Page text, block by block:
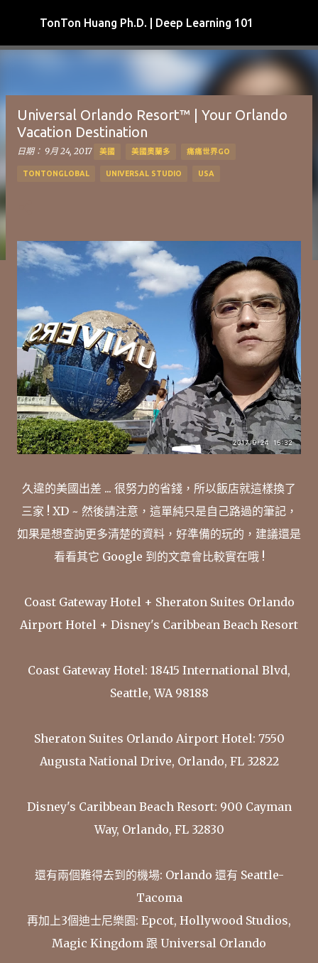
跳到主要內容
TonTon Huang Ph.D. | Deep Learning 101
Universal Orlando Resort™ | Your Orlando
Vacation Destination
日期： 9月 24, 2017 美國 美國奧蘭多 痛痛世界GO
TONTONGLOBAL UNIVERSAL STUDIO USA
久違的美國出差 ... 很努力的省錢，所以飯店就這樣換了
三家 ! XD ~ 然後請注意，這單純只是自己路過的筆記，
如果是想查詢更多清楚的資料，好準備的玩的，建議還是
看看其它 Google 到的文章會比較實在哦 !
Coast Gateway Hotel + Sheraton Suites Orlando
Airport Hotel + Disney's Caribbean Beach Resort
Coast Gateway Hotel: 18415 International Blvd,
Seattle, WA 98188
Sheraton Suites Orlando Airport Hotel: 7550
Augusta National Drive, Orlando, FL 32822
Disney's Caribbean Beach Resort: 900 Cayman
Way, Orlando, FL 32830
還有兩個難得去到的機場: Orlando 還有 Seattle-
Tacoma
再加上3個迪士尼樂園: Epcot, Hollywood Studios,
Magic Kingdom 跟 Universal Orlando